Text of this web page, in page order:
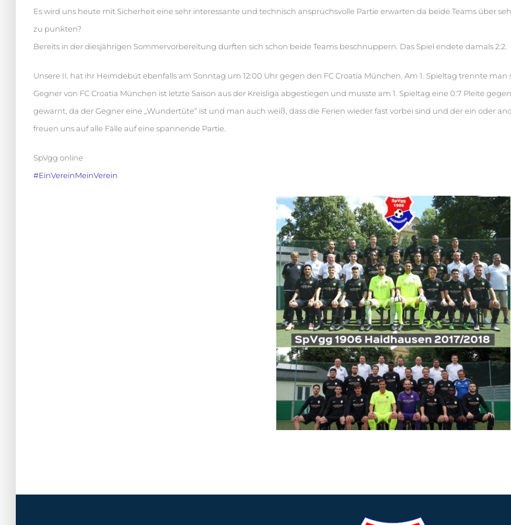
Es wird uns heute mit Sicherheit eine sehr interessante und technisch anspruchsvolle Partie erwarten da beide Teams über
zu punkten?
Bereits in der diesjährigen Sommervorbereitung durften sich schon beide Teams beschnuppern. Das Spiel endete damals 2:2.
Unsere II. hat ihr Heimdebüt ebenfalls am Sonntag um 12:00 Uhr gegen den FC Croatia München. Am 1. Spieltag trennte
Gegner von FC Croatia München ist letzte Saison aus der Kreisliga abgestiegen und musste am 1. Spieltag eine 0:7 Pleite
gewarnt, da der Gegner eine „Wundertüte“ ist und man auch weiß, dass die Ferien wieder fast vorbei sind und der ein oder
freuen uns auf alle Fälle auf eine spannende Partie.
SpVgg online
#EinVereinMeinVerein